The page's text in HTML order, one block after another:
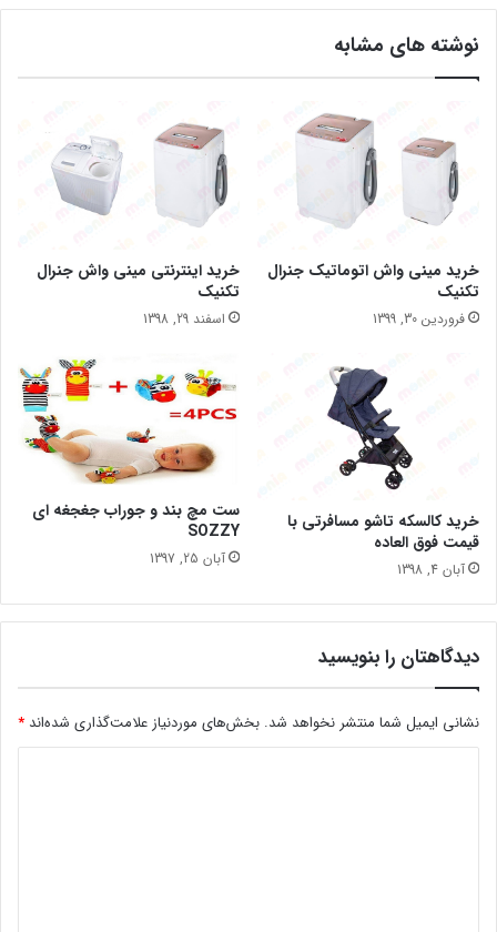
نوشته های مشابه
خرید مینی واش اتوماتیک جنرال
تکنیک
فروردین 30, 1399
خرید اینترنتی مینی واش جنرال
تکنیک
اسفند 29, 1398
خرید کالسکه تاشو مسافرتی با
قیمت فوق العاده
آبان 4, 1398
ست مچ بند و جوراب جغجغه ای
SOZZY
آبان 25, 1397
دیدگاهتان را بنویسید
نشانی ایمیل شما منتشر نخواهد شد. بخش‌های موردنیاز علامت‌گذاری شده‌اند *